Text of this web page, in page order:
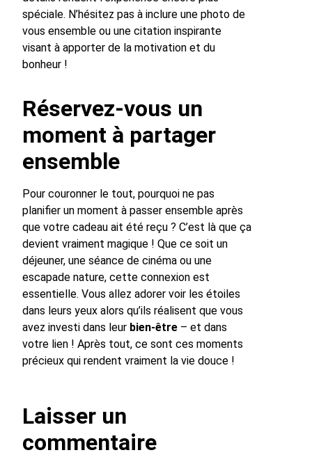
spéciale. N’hésitez pas à inclure une photo de
vous ensemble ou une citation inspirante
visant à apporter de la motivation et du
bonheur !
Réservez-vous un
moment à partager
ensemble
Pour couronner le tout, pourquoi ne pas
planifier un moment à passer ensemble après
que votre cadeau ait été reçu ? C’est là que ça
devient vraiment magique ! Que ce soit un
déjeuner, une séance de cinéma ou une
escapade nature, cette connexion est
essentielle. Vous allez adorer voir les étoiles
dans leurs yeux alors qu’ils réalisent que vous
avez investi dans leur bien-être – et dans
votre lien ! Après tout, ce sont ces moments
précieux qui rendent vraiment la vie douce !
Laisser un
commentaire